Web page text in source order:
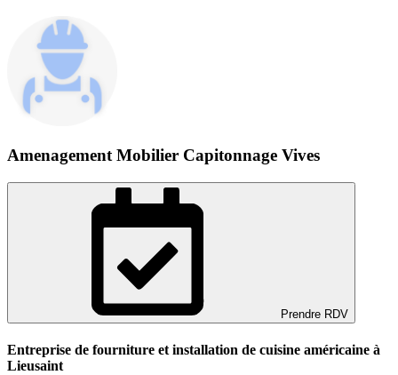
Amenagement Mobilier Capitonnage Vives
Prendre RDV
Entreprise de fourniture et installation de cuisine américaine à
Lieusaint